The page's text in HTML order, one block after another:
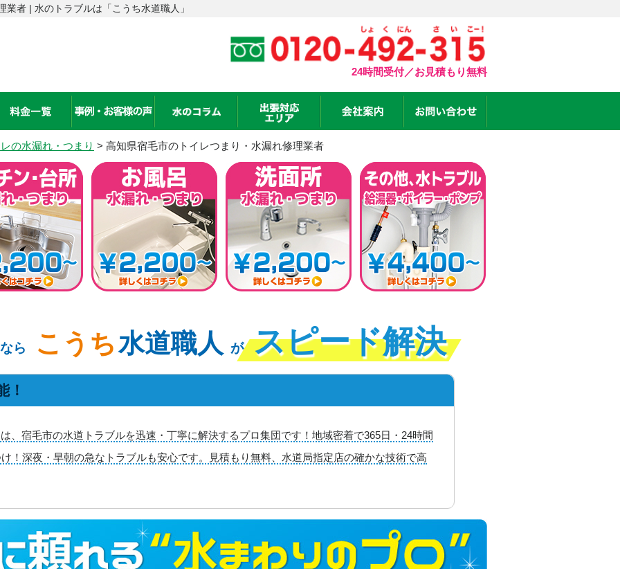
者 | 水のトラブルは「こうち水道職人」
24時間受付／お見積もり無料
の水漏れ・つまり > 高知県宿毛市のトイレつまり・水漏れ修理業者
なら こうち水道職人 が スピード解決
！
、宿毛市の水道トラブルを迅速・丁寧に解決するプロ集団です！地域密着で365日・24時間
！深夜・早朝の急なトラブルも安心です。見積もり無料、水道局指定店の確かな技術で高